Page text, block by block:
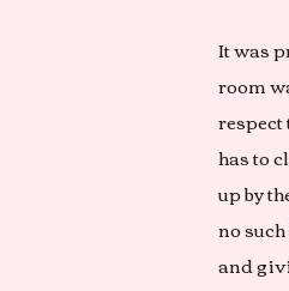
It was
room
has to
up by
no
and